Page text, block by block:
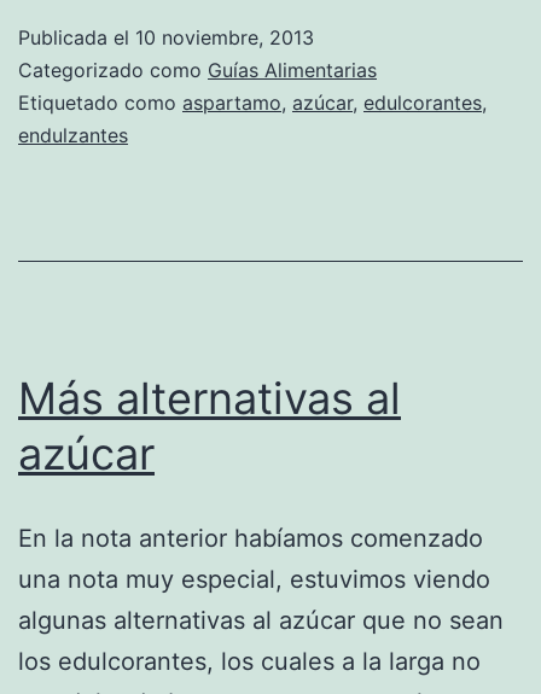
Publicada el 10 noviembre, 2013
Categorizado como Guías Alimentarias
Etiquetado como aspartamo, azúcar, edulcorantes,
endulzantes
Más alternativas al
azúcar
En la nota anterior habíamos comenzado
una nota muy especial, estuvimos viendo
algunas alternativas al azúcar que no sean
los edulcorantes, los cuales a la larga no